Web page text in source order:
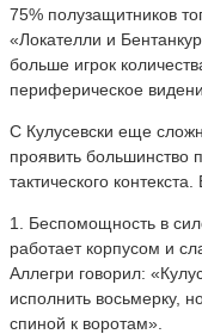
75% полузащитников
«Локателли и
больше игрок
периферическое
С Кулусевски еще
проявить большинство
тактического
1. Беспомощность в
работает корпусом и
Аллегри говорил:
исполнить восьмерку,
спиной к воротам».